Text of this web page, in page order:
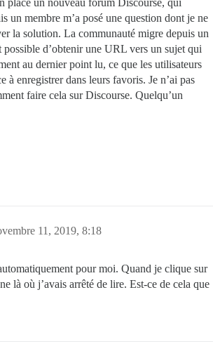
place un nouveau forum Discourse, qui
un membre m’a posé une question dont je ne
la solution. La communauté migre depuis un
d’obtenir une URL vers un sujet qui
au dernier point lu, ce que les utilisateurs
à enregistrer dans leurs favoris. Je n’ai pas
faire cela sur Discourse. Quelqu’un
11, 2019, 8:18
pour moi. Quand je clique sur
là où j’avais arrêté de lire. Est-ce de cela que